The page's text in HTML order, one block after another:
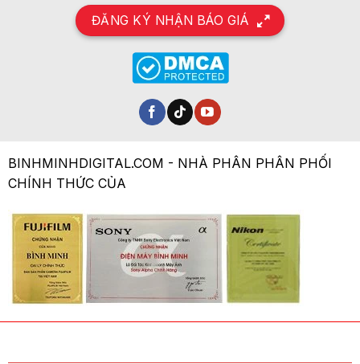
ĐĂNG KÝ NHẬN BÁO GIÁ
BINHMINHDIGITAL.COM - NHÀ PHÂN PHÂN PHỐI
CHÍNH THỨC CỦA